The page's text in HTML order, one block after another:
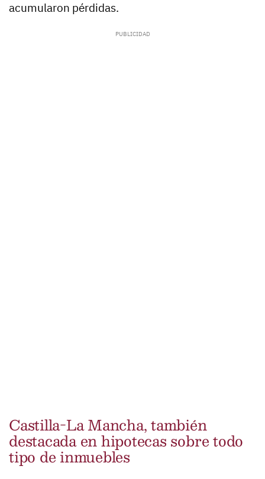
acumularon pérdidas.
Castilla-La Mancha, también
destacada en hipotecas sobre todo
tipo de inmuebles